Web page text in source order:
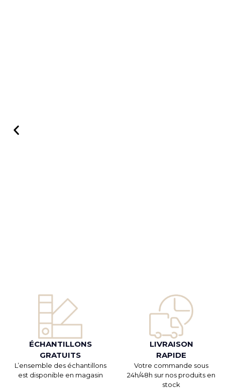
ÉCHANTILLONS
GRATUITS
L’ensemble des échantillons
est disponible en magasin
LIVRAISON
RAPIDE
Votre commande sous
24h/48h sur nos produits en
stock